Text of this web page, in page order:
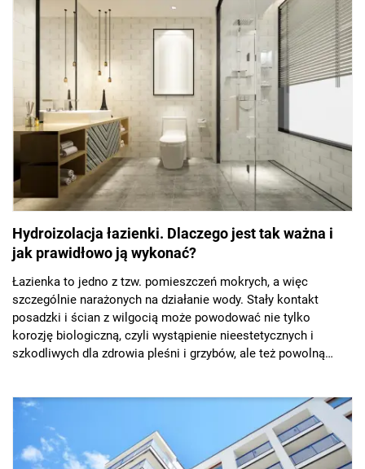
kosztami niż założone pierwotnie. Wartość izolacji
przeciwwodnych przyjmuje się na poziomie 3% całości
inwestycji. Jeśli zauważymy jak istotną rolę grają w
długoterminowym zabezpieczeniu budynków to zdamy sobie
sprawę, że nie warto szukać w nich oszczędności.
Hydroizolacja łazienki. Dlaczego jest tak ważna i
jak prawidłowo ją wykonać?
Łazienka to jedno z tzw. pomieszczeń mokrych, a więc
szczególnie narażonych na działanie wody. Stały kontakt
posadzki i ścian z wilgocią może powodować nie tylko
korozję biologiczną, czyli wystąpienie nieestetycznych i
szkodliwych dla zdrowia pleśni i grzybów, ale też powolną
podłoże i przegrody budowlane w łazience oraz sąsiadujących
z nią pomieszczeniach przed przenikaniem do nich wody
konieczne jest wykonanie hydroizolacji. Ważne jednak, by
przeprowadzić ją prawidłowo, pamiętając o odpowiedniej